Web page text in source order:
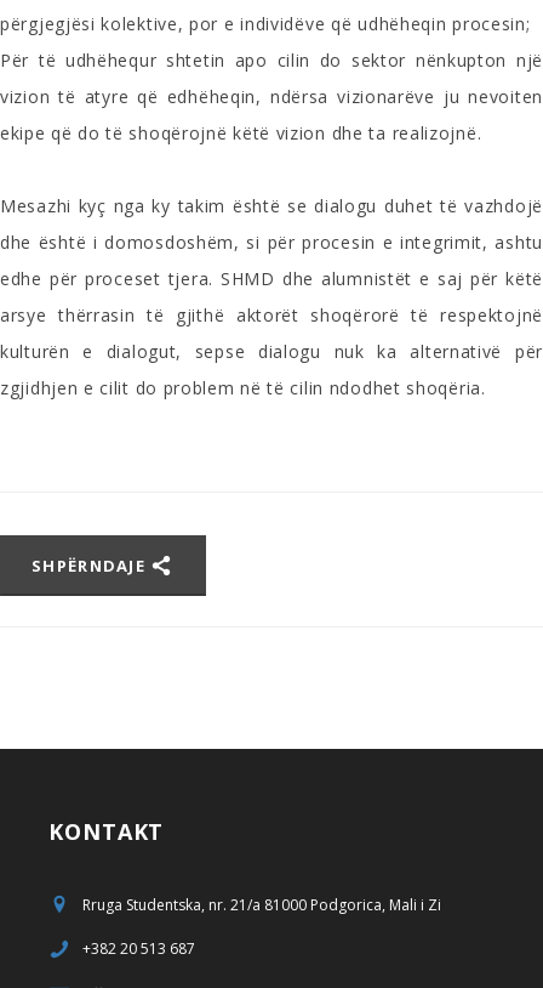
përgjegjësi kolektive, por e individëve që udhëheqin procesin;
Për të udhëhequr shtetin apo cilin do sektor nënkupton një
vizion të atyre që edhëheqin, ndërsa vizionarëve ju nevoiten
ekipe që do të shoqërojnë këtë vizion dhe ta realizojnë.
Mesazhi kyç nga ky takim është se dialogu duhet të vazhdojë
dhe është i domosdoshëm, si për procesin e integrimit, ashtu
edhe për proceset tjera. SHMD dhe alumnistët e saj për këtë
arsye thërrasin të gjithë aktorët shoqërorë të respektojnë
kulturën e dialogut, sepse dialogu nuk ka alternativë për
zgjidhjen e cilit do problem në të cilin ndodhet shoqëria.
SHPËRNDAJE
KONTAKT
Rruga Studentska, nr. 21/a 81000 Podgorica, Mali i Zi
+382 20 513 687